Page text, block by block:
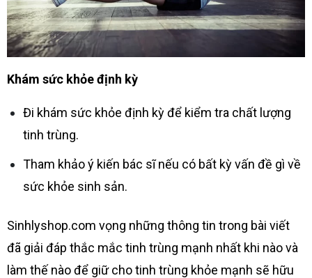
Khám sức khỏe định kỳ
Đi khám sức khỏe định kỳ để kiểm tra chất lượng
tinh trùng.
Tham khảo ý kiến bác sĩ nếu có bất kỳ vấn đề gì về
sức khỏe sinh sản.
Sinhlyshop.com vọng những thông tin trong bài viết
đã giải đáp thắc mắc tinh trùng mạnh nhất khi nào và
làm thế nào để giữ cho tinh trùng khỏe mạnh sẽ hữu